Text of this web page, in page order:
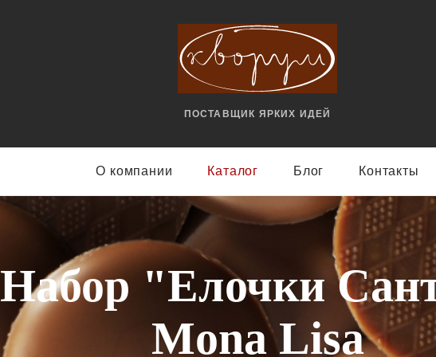
ПОСТАВЩИК ЯРКИX ИДЕЙ
О компании Каталог Блог Контакты
Набор "Елочки
Mona Lisa